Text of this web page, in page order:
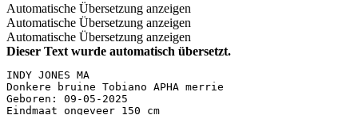
Automatische Übersetzung anzeigen
Automatische Übersetzung anzeigen
Automatische Übersetzung anzeigen
Dieser Text wurde automatisch übersetzt.
INDY JONES MA
Donkere bruine Tobiano APHA merrie
Geboren: 09-05-2025
Eindmaat ongeveer 150 cm